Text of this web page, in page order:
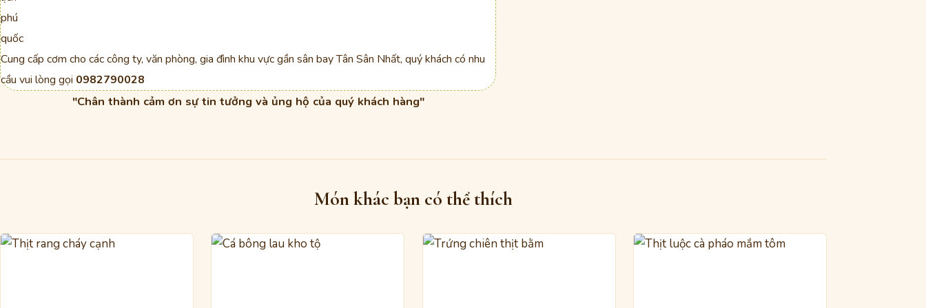
Cung cấp cơm cho các công ty, văn phòng, gia đình khu vực gần sân bay Tân Sân Nhất, quý khách có nhu
cầu vui lòng gọi 0982790028
"Chân thành cảm ơn sự tin tưởng và ủng hộ của quý khách hàng"
Món khác bạn có thể thích